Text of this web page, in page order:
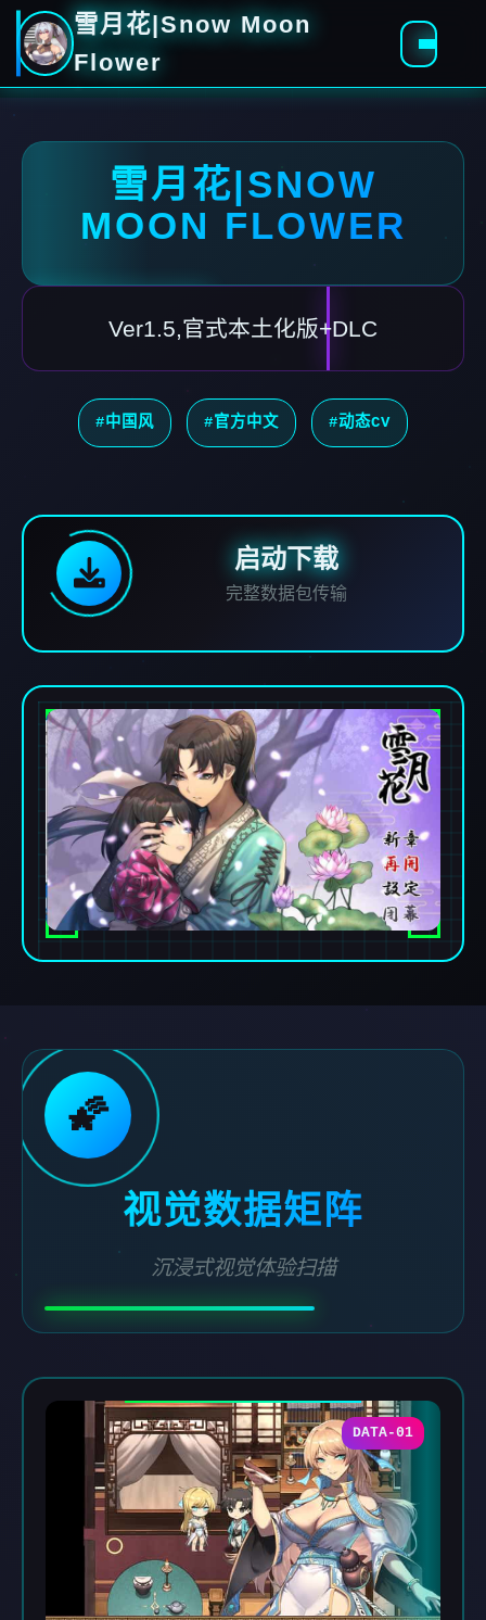
雪月花|Snow Moon
Flower
雪月花|SNOW
MOON FLOWER
Ver1.5,官式本土化版+DLC
#中国风 #官方中文 #动态CV
启动下载
完整数据包传输
🌠
视觉数据矩阵
沉浸式视觉体验扫描
DATA-01